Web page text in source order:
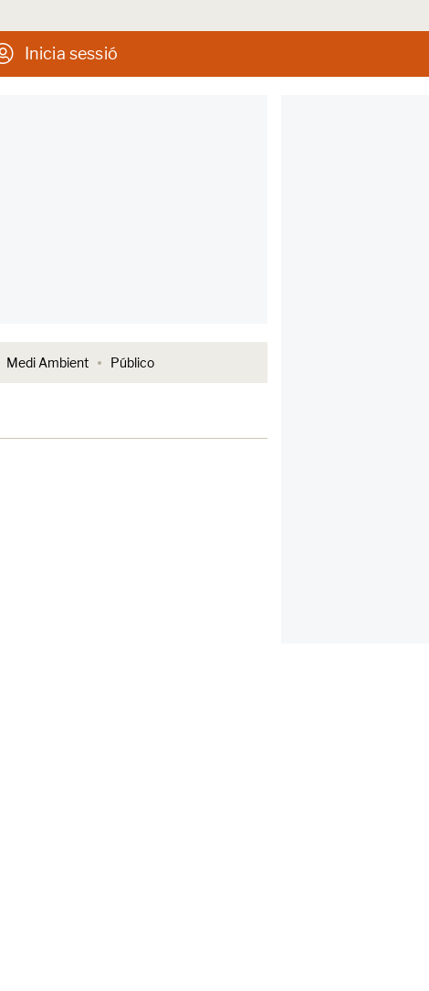
Inicia sessió
Medi Ambient Público